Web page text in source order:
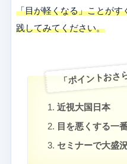
「目が軽くなる」ことがす
践してみてください。
「ポイントおさ
近視大国日本
目を悪くする一
セミナーで大盛